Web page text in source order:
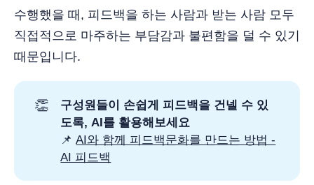
수행했을 때, 피드백을 하는 사람과 받는 사람 모두
직접적으로 마주하는 부담감과 불편함을 덜 수 있기
때문입니다.
👏
구성원들이 손쉽게 피드백을 건넬 수 있
도록, AI를 활용해보세요
📌AI와 함께 피드백문화를 만드는 방법 -
AI 피드백